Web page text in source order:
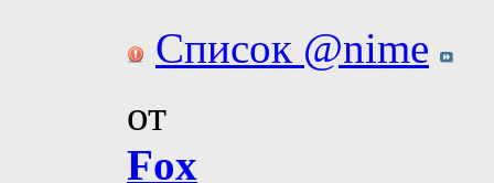
Список @nime
от
Fox